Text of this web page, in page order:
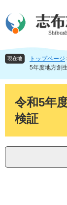
ジ
頭
ュ
飛現在地 トップページ
5年度地方創
令和5年
検証